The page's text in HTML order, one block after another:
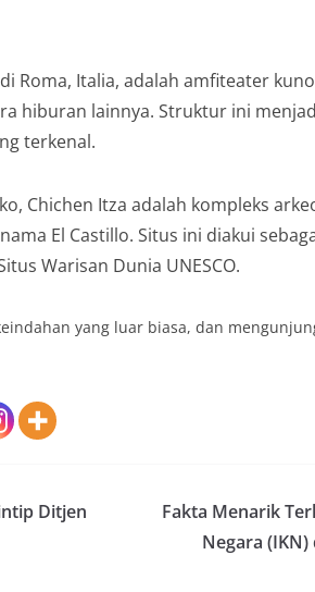
Roma, Italia, adalah amfiteater
hiburan lainnya. Struktur ini
terkenal.
Chichen Itza adalah kompleks
El Castillo. Situs ini diakui
Warisan Dunia UNESCO.
yang luar biasa, dan
Ditjen
Fakta Menarik
Negara